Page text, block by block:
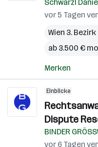
Schwarzl
vor 5 Tagen
Wien 3.
ab 3.500 €
Merken
Einblicke
Dispute
BINDER
vor 6 Tagen